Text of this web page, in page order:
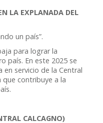
LA EXPLANADA DEL
un país”.
para lograr la
país. En este 2025 se
servicio de la Central
que contribuye a la
CALCAGNO)